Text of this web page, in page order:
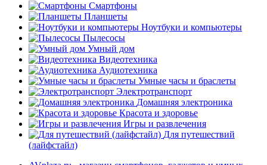
Смартфоны
Планшеты
Ноутбуки и компьютеры
Пылесосы
Умный дом
Видеотехника
Аудиотехника
Умные часы и браслеты
Электротранспорт
Домашняя электроника
Красота и здоровье
Игры и развлечения
Для путешествий
(лайфстайл)
раз в 2 недели